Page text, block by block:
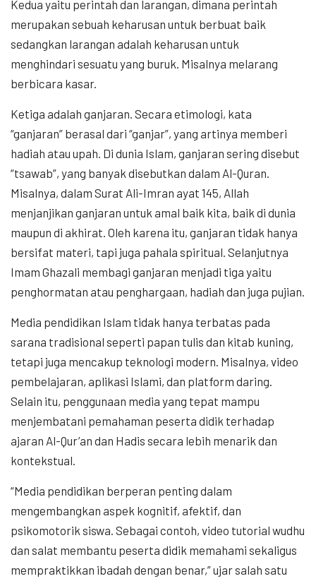
Kedua yaitu perintah dan larangan, dimana perintah
merupakan sebuah keharusan untuk berbuat baik
sedangkan larangan adalah keharusan untuk
menghindari sesuatu yang buruk. Misalnya melarang
berbicara kasar.
Ketiga adalah ganjaran. Secara etimologi, kata
“ganjaran” berasal dari “ganjar”, yang artinya memberi
hadiah atau upah. Di dunia Islam, ganjaran sering disebut
“tsawab”, yang banyak disebutkan dalam Al-Quran.
Misalnya, dalam Surat Ali-Imran ayat 145, Allah
menjanjikan ganjaran untuk amal baik kita, baik di dunia
maupun di akhirat. Oleh karena itu, ganjaran tidak hanya
bersifat materi, tapi juga pahala spiritual. Selanjutnya
Imam Ghazali membagi ganjaran menjadi tiga yaitu
penghormatan atau penghargaan, hadiah dan juga pujian.
Media pendidikan Islam tidak hanya terbatas pada
sarana tradisional seperti papan tulis dan kitab kuning,
tetapi juga mencakup teknologi modern. Misalnya, video
pembelajaran, aplikasi Islami, dan platform daring.
Selain itu, penggunaan media yang tepat mampu
menjembatani pemahaman peserta didik terhadap
ajaran Al-Qur’an dan Hadis secara lebih menarik dan
kontekstual.
“Media pendidikan berperan penting dalam
mengembangkan aspek kognitif, afektif, dan
psikomotorik siswa. Sebagai contoh, video tutorial wudhu
dan salat membantu peserta didik memahami sekaligus
mempraktikkan ibadah dengan benar,” ujar salah satu